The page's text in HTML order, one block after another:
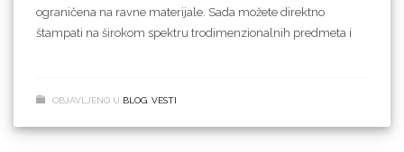
ograničena na ravne materijale. Sada možete direktno
štampati na širokom spektru trodimenzionalnih predmeta i
OBJAVLJENO U BLOG VESTI